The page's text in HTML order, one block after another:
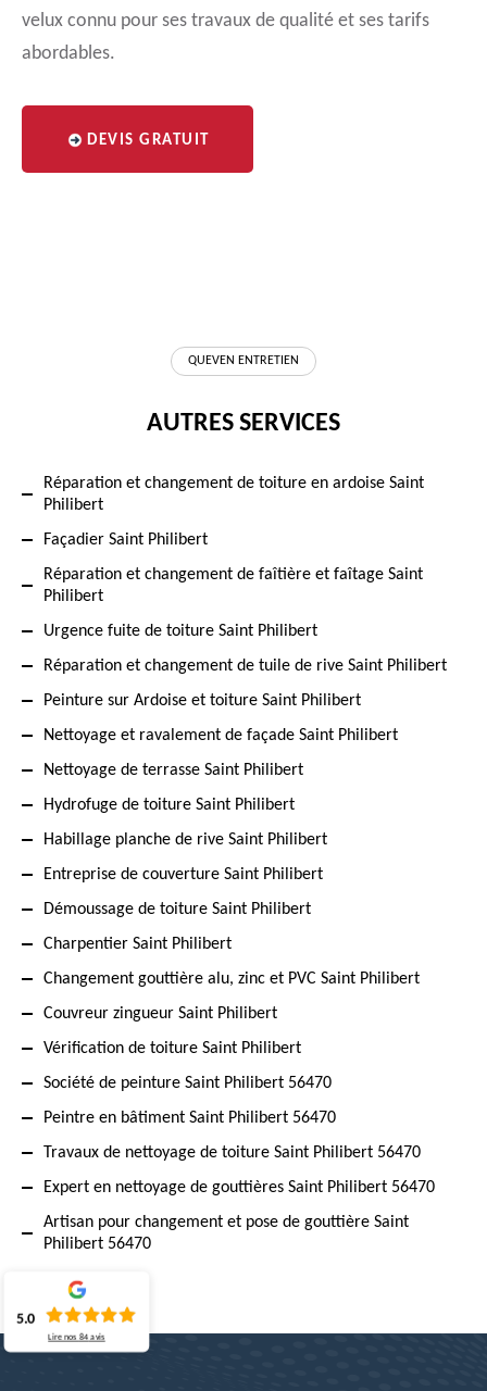
velux connu pour ses travaux de qualité et ses tarifs
abordables.
DEVIS GRATUIT
QUEVEN ENTRETIEN
AUTRES SERVICES
Réparation et changement de toiture en ardoise Saint
Philibert
Façadier Saint Philibert
Réparation et changement de faîtière et faîtage Saint
Philibert
Urgence fuite de toiture Saint Philibert
Réparation et changement de tuile de rive Saint Philibert
Peinture sur Ardoise et toiture Saint Philibert
Nettoyage et ravalement de façade Saint Philibert
Nettoyage de terrasse Saint Philibert
Hydrofuge de toiture Saint Philibert
Habillage planche de rive Saint Philibert
Entreprise de couverture Saint Philibert
Démoussage de toiture Saint Philibert
Charpentier Saint Philibert
Changement gouttière alu, zinc et PVC Saint Philibert
Couvreur zingueur Saint Philibert
Vérification de toiture Saint Philibert
Société de peinture Saint Philibert 56470
Peintre en bâtiment Saint Philibert 56470
Travaux de nettoyage de toiture Saint Philibert 56470
Expert en nettoyage de gouttières Saint Philibert 56470
Artisan pour changement et pose de gouttière Saint
Philibert 56470
5.0
Lire nos84 avis